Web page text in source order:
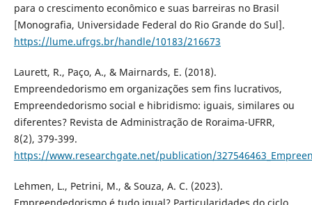
para o crescimento econômico e suas barreiras no Brasil
[Monografia, Universidade Federal do Rio Grande do Sul].
https://lume.ufrgs.br/handle/10183/216673
Laurett, R., Paço, A., & Mairnards, E. (2018).
Empreendedorismo em organizações sem fins lucrativos,
Empreendedorismo social e hibridismo: iguais, similares ou
diferentes? Revista de Administração de Roraima-UFRR,
8(2), 379-399.
https://www.researchgate.net/publication/
Lehmen, L., Petrini, M., & Souza, A. C. (2023).